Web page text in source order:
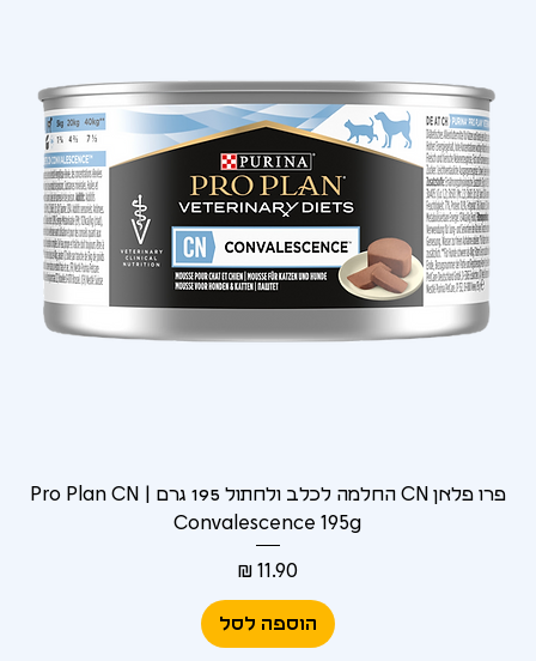
פרו פלאן CN החלמה לכלב ולחתול 195 גרם | Pro Plan CN
Convalescence 195g
מחיר‏11.90 ‏₪
הוספה לסל